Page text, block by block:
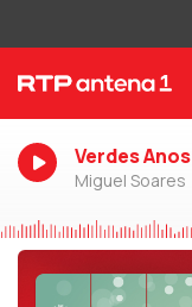
Verdes Anos
Miguel Soares